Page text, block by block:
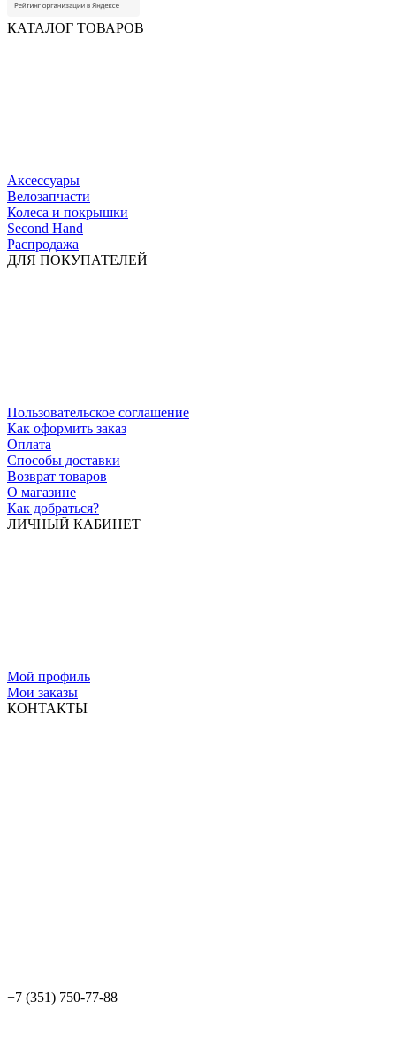
КАТАЛОГ ТОВАРОВ
Аксессуары
Велозапчасти
Колеса и покрышки
Second Hand
Распродажа
ДЛЯ ПОКУПАТЕЛЕЙ
Пользовательское соглашение
Как оформить заказ
Оплата
Способы доставки
Возврат товаров
О магазине
Как добраться?
ЛИЧНЫЙ КАБИНЕТ
Мой профиль
Мои заказы
КОНТАКТЫ
+7 (351) 750-77-88